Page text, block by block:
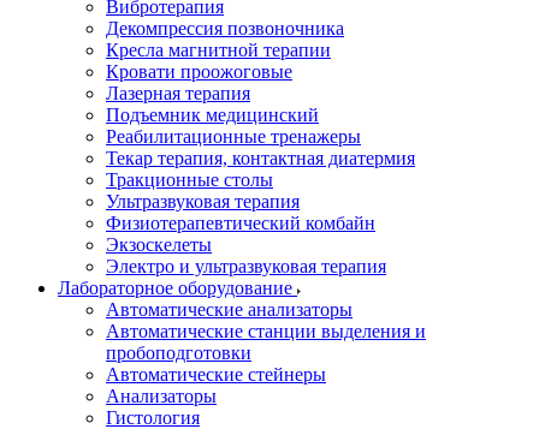
Вибротерапия
Декомпрессия позвоночника
Кресла магнитной терапии
Кровати проожоговые
Лазерная терапия
Подъемник медицинский
Реабилитационные тренажеры
Текар терапия, контактная диатермия
Тракционные столы
Ультразвуковая терапия
Физиотерапевтический комбайн
Экзоскелеты
Электро и ультразвуковая терапия
Лабораторное оборудование
Автоматические анализаторы
Автоматические станции выделения и
пробоподготовки
Автоматические стейнеры
Анализаторы
Гистология